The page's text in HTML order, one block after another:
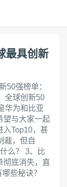
最具创新
50强榜单：
全球创新50
华为和比亚
望与大家一起
入Top10，甚
裁，但自
么？ 3、比
彻底消失，直
些秘诀？